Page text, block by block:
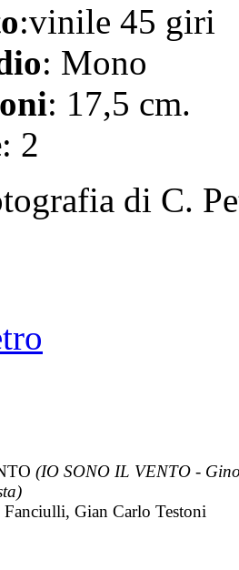
:vinile 45 giri
: Mono
: 17,5 cm.
: 2
di C.
(IO SONO IL VENTO -
Fanciulli, Gian Carlo Testoni